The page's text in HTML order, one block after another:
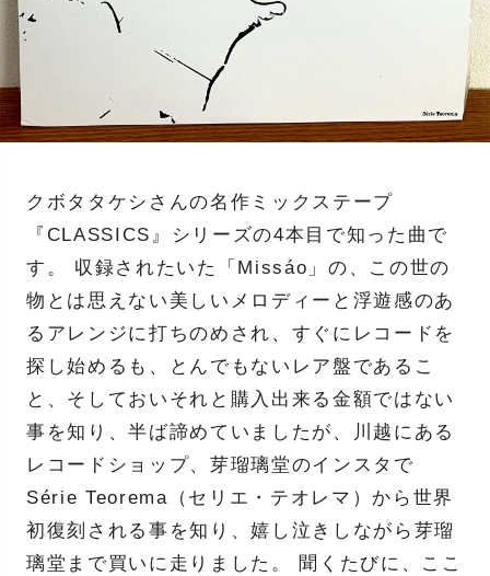
クボタタケシさんの名作ミックステープ
『CLASSICS』シリーズの4本目で知った曲で
す。 収録されたいた「Missáo」の、この世の
物とは思えない美しいメロディーと浮遊感のあ
るアレンジに打ちのめされ、すぐにレコードを
探し始めるも、とんでもないレア盤であるこ
と、そしておいそれと購入出来る金額ではない
事を知り、半ば諦めていましたが、川越にある
レコードショップ、芽瑠璃堂のインスタで
Série Teorema（セリエ・テオレマ）から世界
初復刻される事を知り、嬉し泣きしながら芽瑠
璃堂まで買いに走りました。 聞くたびに、ここ